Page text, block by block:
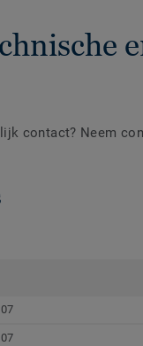
contact? Neem